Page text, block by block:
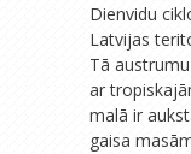
Dienvidu
Latvijas
Tā
ar
malā ir
gaisa